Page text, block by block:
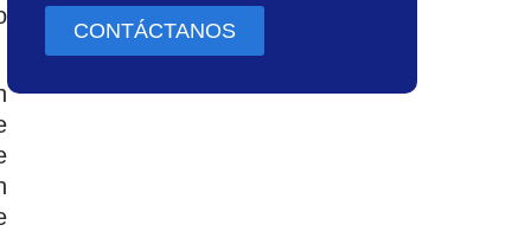
CONTÁCTANOS